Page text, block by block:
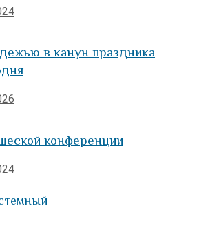
в канун праздника
конференции